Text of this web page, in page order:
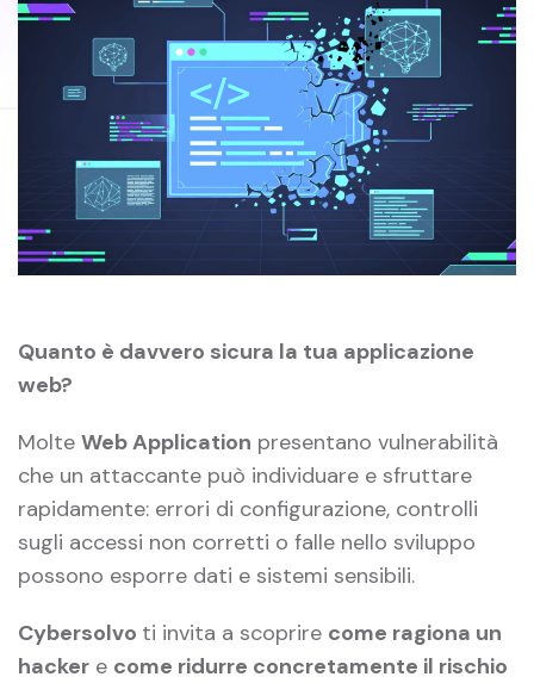
Quanto è davvero sicura la tua applicazione
web?
Molte Web Application presentano vulnerabilità
che un attaccante può individuare e sfruttare
rapidamente: errori di configurazione, controlli
sugli accessi non corretti o falle nello sviluppo
possono esporre dati e sistemi sensibili.
Cybersolvo ti invita a scoprire come ragiona un
hacker e come ridurre concretamente il rischio